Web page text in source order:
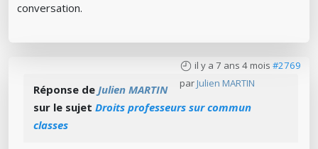
conversation.
il y a 7 ans 4 mois #2769
par Julien MARTIN
Réponse de Julien MARTIN
sur le sujet Droits professeurs sur commun
classes